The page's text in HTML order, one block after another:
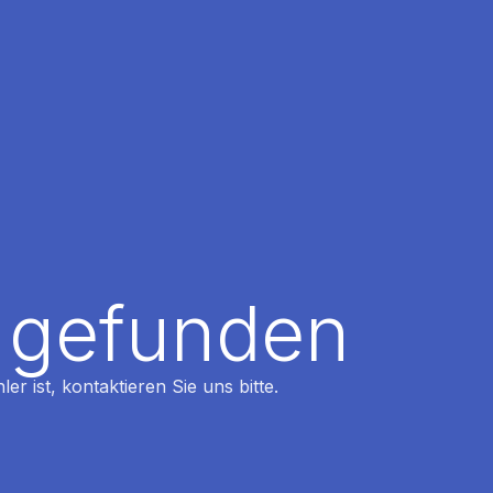
ist, kontaktieren Sie uns bitte.